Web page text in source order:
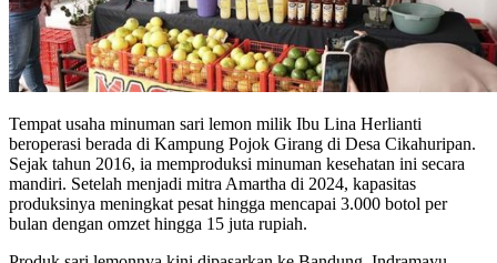
Tempat usaha minuman sari lemon milik Ibu Lina Herlianti
beroperasi berada di Kampung Pojok Girang di Desa Cikahuripan.
Sejak tahun 2016, ia memproduksi minuman kesehatan ini secara
mandiri. Setelah menjadi mitra Amartha di 2024, kapasitas
produksinya meningkat pesat hingga mencapai 3.000 botol per
bulan dengan omzet hingga 15 juta rupiah.